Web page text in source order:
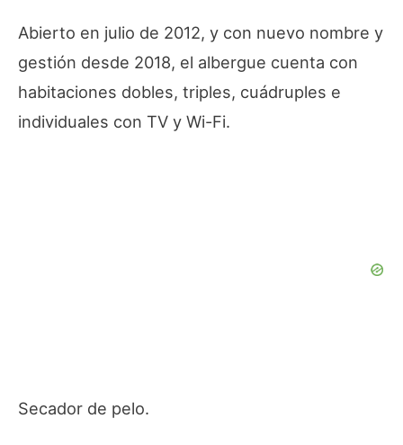
Abierto en julio de 2012, y con nuevo nombre y
gestión desde 2018, el albergue cuenta con
habitaciones dobles, triples, cuádruples e
individuales con TV y Wi-Fi.
Secador de pelo.